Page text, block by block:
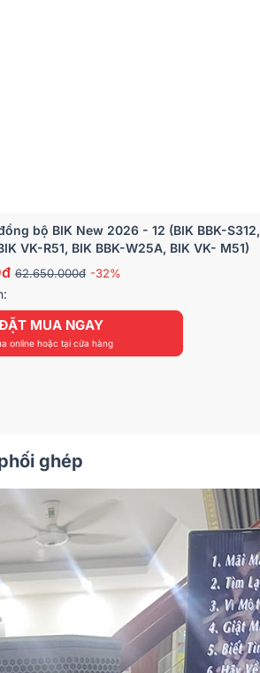
bộ BIK New 2026 - 12 (BIK BBK-S312,
VK-R51, BIK BBK-W25A, BIK VK- M51)
62.650.000đ -32%
MUA NGAY
online hoặc tại cửa hàng
ghép